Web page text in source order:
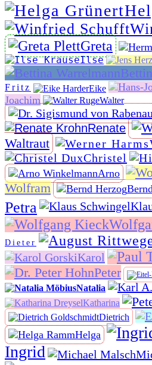
Greta
Ilse
Fritz Eike
Joachim
Walter
Renate
Waltraut
Christel
Arno
Wolfram Bernd
Petra
Dieter
Karol
Peter
Natalia
Katharina
Dietrich
Helga
Ingrid